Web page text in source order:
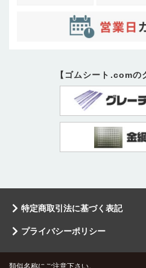
【ゴムシート.comの
特定商取引法に基づく表記
プライバシーポリシー